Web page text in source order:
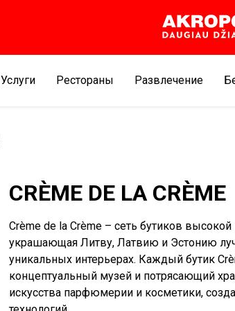
Услуги Рестораны Развлечение
CRÈME DE LA CRÈME
Crème de la Crème – сеть бутиков
украшающая Литву, Латвию и Эстонию
уникальных интерьерах. Каждый бутик
концептуальный музей и потрясающий
искусства парфюмерии и косметики,